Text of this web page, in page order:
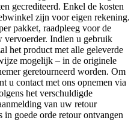
gecrediteerd. Enkel de kosten
zijn voor eigen rekening.
pakket, raadpleeg voor de
vervoerder. Indien u gebruik
het product met alle geleverde
mogelijk – in de originele
geretourneerd worden. Om
u contact met ons opnemen via
het verschuldigde
van uw retour
in goede orde retour ontvangen